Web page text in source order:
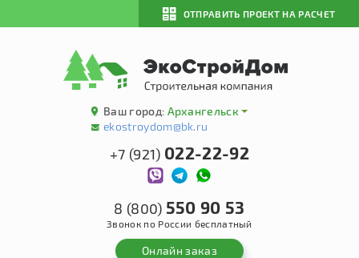
ОТПРАВИТЬ ПРОЕКТ НА РАСЧЕТ
Ваш город: Архангельск
ekostroydom@bk.ru
+7 (921) 022-22-92
8 (800) 550 90 53
Звонок по России бесплатный
Онлайн заказ